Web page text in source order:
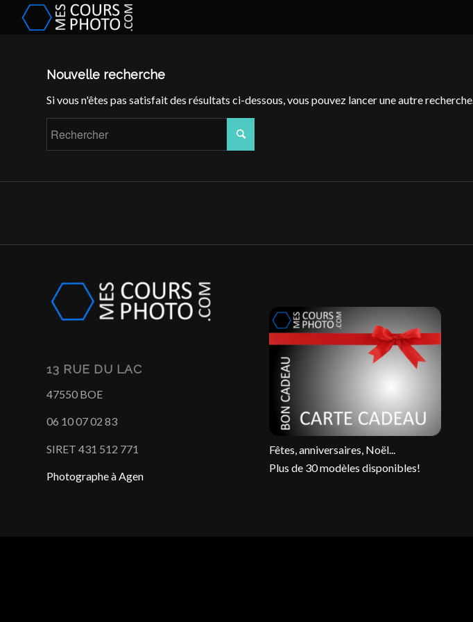
Nouvelle recherche
Si vous n'êtes pas satisfait des résultats ci-dessous, vous pouvez lancer une autre recherche.
13 RUE DU LAC
47550 BOE
06 10 07 02 83
SIRET 431 512 771
Photographe à Agen
Fêtes, anniversaires, Noël...
Plus de 30 modèles disponibles!